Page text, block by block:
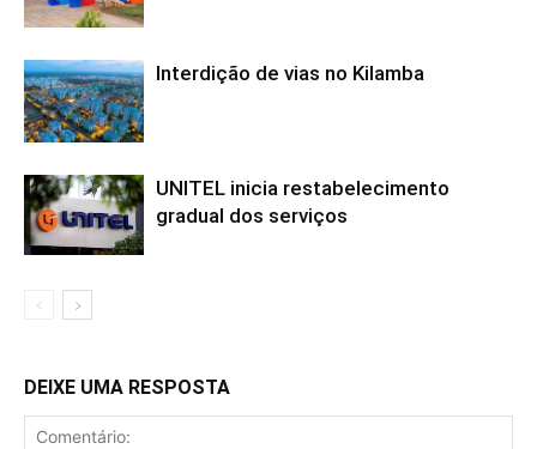
Interdição de vias no Kilamba
UNITEL inicia restabelecimento
gradual dos serviços
DEIXE UMA RESPOSTA